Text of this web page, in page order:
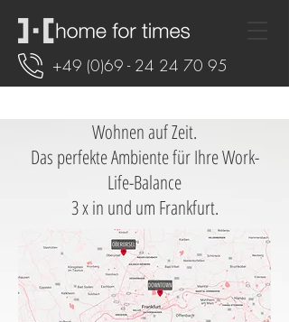
+49 (0)69 - 24 24 70 95
Wohnen auf Zeit.
Das perfekte Ambiente für Ihre Work-
Life-Balance
3 x in und um Frankfurt.